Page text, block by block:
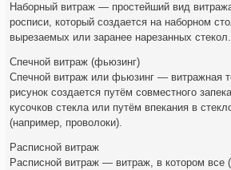
Наборный витраж — простейший вид
росписи, который создается на наборном
вырезаемых или заранее нарезанных стекол.
Спечной витраж (фьюзинг)
Спечной витраж или фьюзинг — витражная
рисунок создается путём совместного
кусочков стекла или путём впекания в
(например, проволоки).
Расписной витраж
Расписной витраж — витраж, в котором все